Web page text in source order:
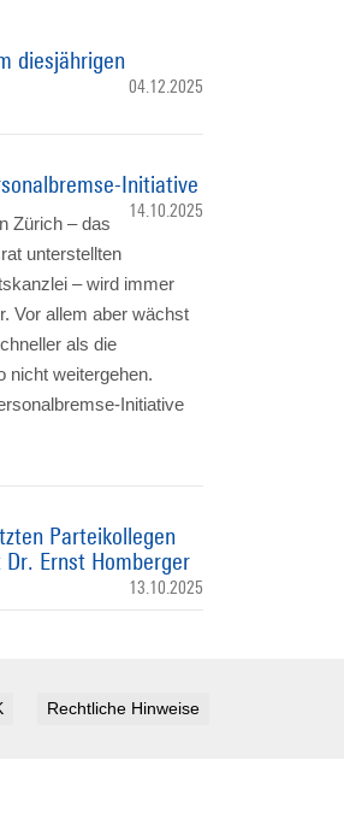
diesjährigen
04.12.2025
Initiative
14.10.2025
Zürich – das
unterstellten
– wird immer
Vor allem aber wächst
als die
nicht weitergehen.
Initiative
Parteikollegen
Ernst Homberger
13.10.2025
Rechtliche Hinweise